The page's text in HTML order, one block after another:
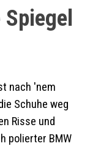
nach 'nem
Schuhe weg
Risse und
polierter BMW